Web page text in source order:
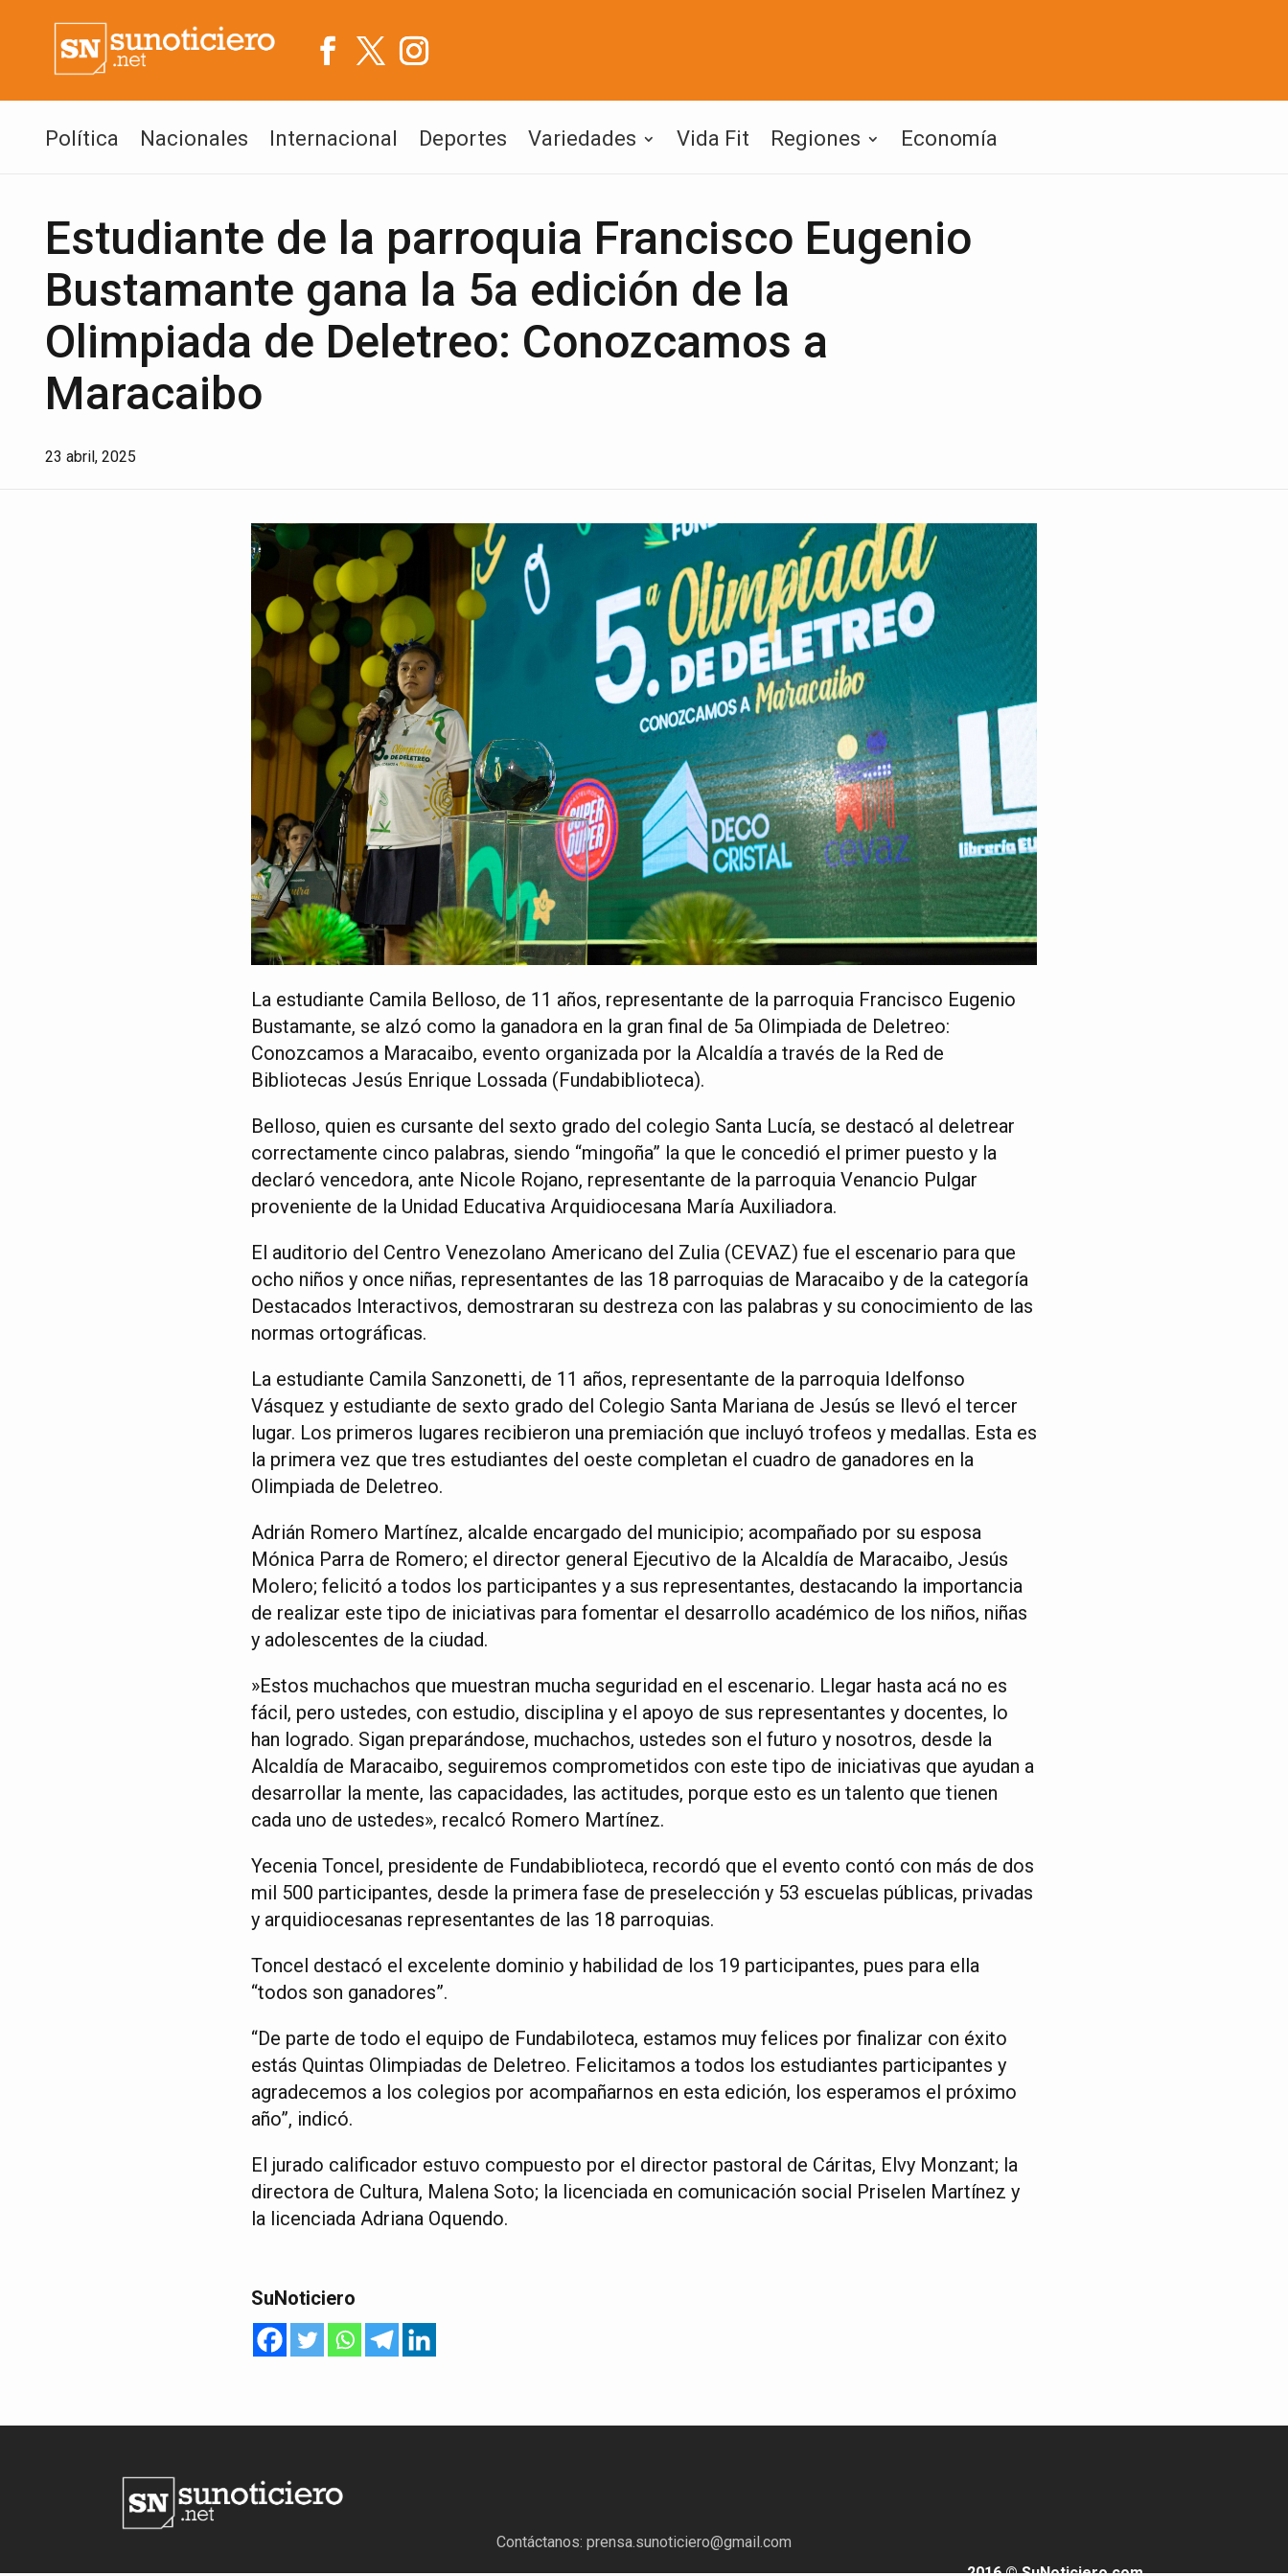
Política Nacionales Internacional Deportes Variedades Vida Fit Regiones Economía
Estudiante de la parroquia Francisco Eugenio
Bustamante gana la 5a edición de la
Olimpiada de Deletreo: Conozcamos a
Maracaibo
23 abril, 2025
La estudiante Camila Belloso, de 11 años, representante de la parroquia Francisco Eugenio
Bustamante, se alzó como la ganadora en la gran final de 5a Olimpiada de Deletreo:
Conozcamos a Maracaibo, evento organizada por la Alcaldía a través de la Red de
Bibliotecas Jesús Enrique Lossada (Fundabiblioteca).
Belloso, quien es cursante del sexto grado del colegio Santa Lucía, se destacó al deletrear
correctamente cinco palabras, siendo “mingoña” la que le concedió el primer puesto y la
declaró vencedora, ante Nicole Rojano, representante de la parroquia Venancio Pulgar
proveniente de la Unidad Educativa Arquidiocesana María Auxiliadora.
El auditorio del Centro Venezolano Americano del Zulia (CEVAZ) fue el escenario para que
ocho niños y once niñas, representantes de las 18 parroquias de Maracaibo y de la categoría
Destacados Interactivos, demostraran su destreza con las palabras y su conocimiento de las
normas ortográficas.
La estudiante Camila Sanzonetti, de 11 años, representante de la parroquia Idelfonso
Vásquez y estudiante de sexto grado del Colegio Santa Mariana de Jesús se llevó el tercer
lugar. Los primeros lugares recibieron una premiación que incluyó trofeos y medallas. Esta es
la primera vez que tres estudiantes del oeste completan el cuadro de ganadores en la
Olimpiada de Deletreo.
Adrián Romero Martínez, alcalde encargado del municipio; acompañado por su esposa
Mónica Parra de Romero; el director general Ejecutivo de la Alcaldía de Maracaibo, Jesús
Molero; felicitó a todos los participantes y a sus representantes, destacando la importancia
de realizar este tipo de iniciativas para fomentar el desarrollo académico de los niños, niñas
y adolescentes de la ciudad.
‎»Estos muchachos que muestran mucha seguridad en el escenario. Llegar hasta acá no es
fácil, pero ustedes, con estudio, disciplina y el apoyo de sus representantes y docentes, lo
han logrado. Sigan preparándose, muchachos, ustedes son el futuro y nosotros, desde la
Alcaldía de Maracaibo, seguiremos comprometidos con este tipo de iniciativas que ayudan a
desarrollar la mente, las capacidades, las actitudes, porque esto es un talento que tienen
cada uno de ustedes», recalcó Romero Martínez.
Yecenia Toncel, presidente de Fundabiblioteca, recordó que el evento contó con más de dos
mil 500 participantes, desde la primera fase de preselección y 53 escuelas públicas, privadas
y arquidiocesanas representantes de las 18 parroquias.
Toncel destacó el excelente dominio y habilidad de los 19 participantes, pues para ella
“todos son ganadores”.
“De parte de todo el equipo de Fundabiloteca, estamos muy felices por finalizar con éxito
estás Quintas Olimpiadas de Deletreo. Felicitamos a todos los estudiantes participantes y
agradecemos a los colegios por acompañarnos en esta edición, los esperamos el próximo
año”, indicó.
El jurado calificador estuvo compuesto por el director pastoral de Cáritas, Elvy Monzant; la
directora de Cultura, Malena Soto; la licenciada en comunicación social Priselen Martínez y
la licenciada Adriana Oquendo.
SuNoticiero
Contáctanos: prensa.sunoticiero@gmail.com